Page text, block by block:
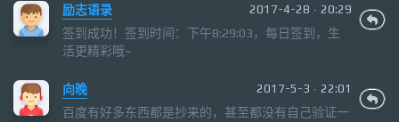
励志语录 2017-4-28 · 20:29
签到成功！签到时间：下午8:29:03，每日签到，生
活更精彩哦~
向晚 2017-5-3 · 22:01
百度有好多东西都是抄来的，甚至都没有自己验证一